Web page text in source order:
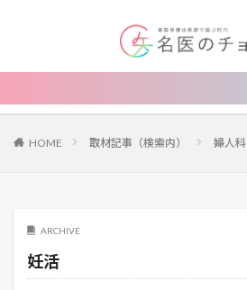
HOME 取材記事（検索内） 婦人科
ARCHIVE
妊活